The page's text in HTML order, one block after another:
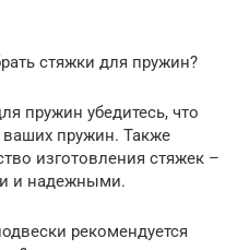
стяжки для пружин?
пружин убедитесь, что
ваших пружин. Также
изготовления стяжек –
и надежными.
рекомендуется